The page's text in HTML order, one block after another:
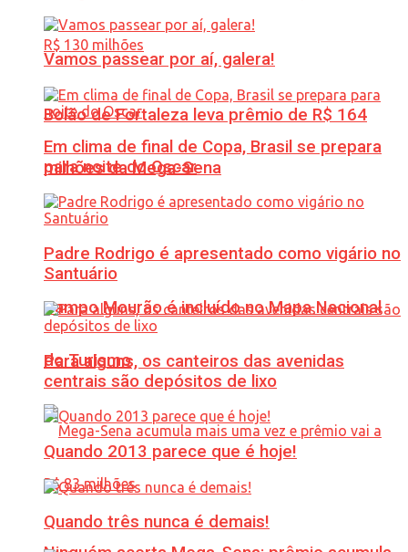
Bolão de Fortaleza leva prêmio de R$ 164
milhões da Mega-Sena
Campo Mourão é incluído no Mapa Nacional
do Turismo
Vamos passear por aí, galera!
Em clima de final de Copa, Brasil se prepara
para noite do Oscar
Padre Rodrigo é apresentado como vigário no
Santuário
Para alguns, os canteiros das avenidas
centrais são depósitos de lixo
Quando 2013 parece que é hoje!
Quando três nunca é demais!